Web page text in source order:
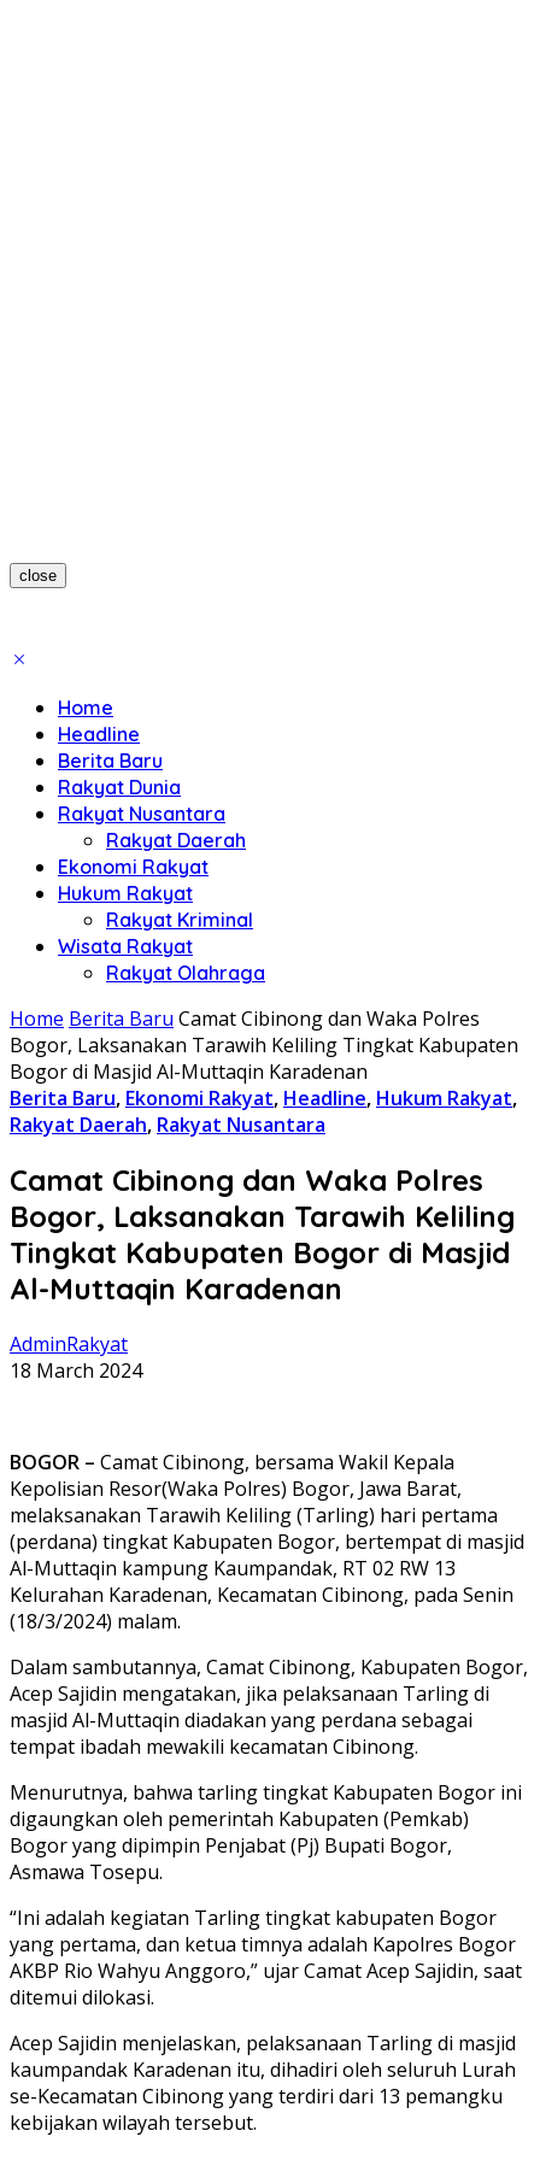
close
Home
Headline
Berita Baru
Rakyat Dunia
Rakyat Nusantara
Rakyat Daerah
Ekonomi Rakyat
Hukum Rakyat
Rakyat Kriminal
Wisata Rakyat
Rakyat Olahraga
Home Berita Baru Camat Cibinong dan Waka Polres
Bogor, Laksanakan Tarawih Keliling Tingkat Kabupaten
Bogor di Masjid Al-Muttaqin Karadenan
Berita Baru, Ekonomi Rakyat, Headline, Hukum Rakyat,
Rakyat Daerah, Rakyat Nusantara
Camat Cibinong dan Waka Polres
Bogor, Laksanakan Tarawih Keliling
Tingkat Kabupaten Bogor di Masjid
Al-Muttaqin Karadenan
AdminRakyat
18 March 2024
BOGOR – Camat Cibinong, bersama Wakil Kepala
Kepolisian Resor(Waka Polres) Bogor, Jawa Barat,
melaksanakan Tarawih Keliling (Tarling) hari pertama
(perdana) tingkat Kabupaten Bogor, bertempat di masjid
Al-Muttaqin kampung Kaumpandak, RT 02 RW 13
Kelurahan Karadenan, Kecamatan Cibinong, pada Senin
(18/3/2024) malam.
Dalam sambutannya, Camat Cibinong, Kabupaten Bogor,
Acep Sajidin mengatakan, jika pelaksanaan Tarling di
masjid Al-Muttaqin diadakan yang perdana sebagai
tempat ibadah mewakili kecamatan Cibinong.
Menurutnya, bahwa tarling tingkat Kabupaten Bogor ini
digaungkan oleh pemerintah Kabupaten (Pemkab)
Bogor yang dipimpin Penjabat (Pj) Bupati Bogor,
Asmawa Tosepu.
“Ini adalah kegiatan Tarling tingkat kabupaten Bogor
yang pertama, dan ketua timnya adalah Kapolres Bogor
AKBP Rio Wahyu Anggoro,” ujar Camat Acep Sajidin, saat
ditemui dilokasi.
Acep Sajidin menjelaskan, pelaksanaan Tarling di masjid
kaumpandak Karadenan itu, dihadiri oleh seluruh Lurah
se-Kecamatan Cibinong yang terdiri dari 13 pemangku
kebijakan wilayah tersebut.